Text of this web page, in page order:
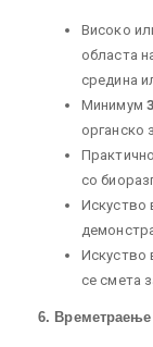
Високо
областа
средина
Минимум
органско
со
Искуство
Искуство
се смета
6. Времетраење